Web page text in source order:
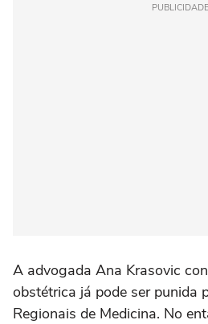
PUBLICIDADE
A advogada Ana Krasovic
obstétrica já pode ser punida
Regionais de Medicina. No